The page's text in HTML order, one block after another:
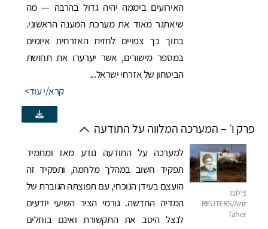
האירועים ביממה יהיה גדול בהרבה — מה
שיאתגר מאוד את מערכת המענה הראשוני.
בתוך כך צפויים לחזית האזרחית איומים
במספר מישורים, אשר יערערו את תחושת
הביטחון של אזרחי ישראל...
קרא/י עוד
פרק ו׳ – המערכה המלווה על התודעה
למערכה על התודעה נודע מאז ומתמיד
תפקיד חשוב במהלך מלחמה, ותפקיד זה
הועצם בעידן הנוכחי, עם תפוצתה הגוברת של
המדיה החדשה. גורמי הציר השיעי יודעים
לנצל היטב את התקשורת ואינם בוחלים